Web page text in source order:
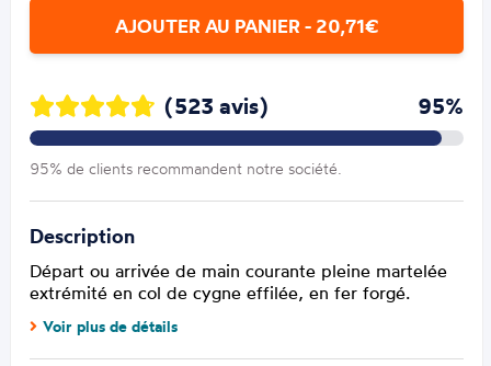
AJOUTER AU PANIER - 20,71€
(523 avis) 95%
95% de clients recommandent notre société.
Description
Départ ou arrivée de main courante pleine martelée
extrémité en col de cygne effilée, en fer forgé.
Voir plus de détails